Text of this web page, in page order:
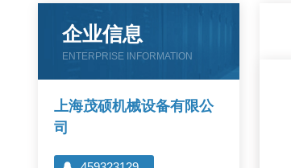
企业信息
ENTERPRISE INFORMATION
上海茂硕机械设备有限公
司